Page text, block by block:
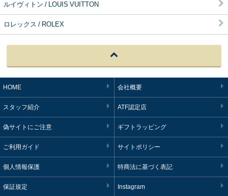
ルイヴィトン / LOUIS VUITTON
ロレックス / ROLEX
HOME 会社概要
スタッフ紹介 ATF認定店
偽サイトにご注意 ギフトラッピング
ご利用ガイド サイトポリシー
個人情報保護 特商法に基づく表記
保証規定 Instagram